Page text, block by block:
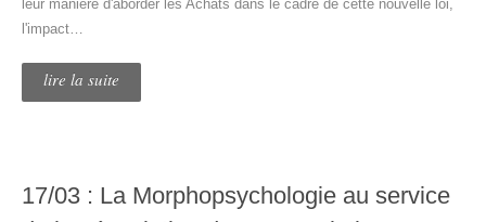
leur manière d'aborder les Achats dans le cadre de cette nouvelle loi,
l'impact…
lire la suite
17/03 : La Morphopsychologie au service